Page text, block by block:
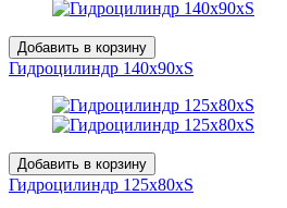
Добавить в корзину
Гидроцилиндр 140х90хS
Добавить в корзину
Гидроцилиндр 125х80хS